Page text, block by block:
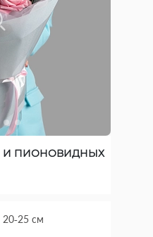
И ПИОНОВИДНЫХ
25 см